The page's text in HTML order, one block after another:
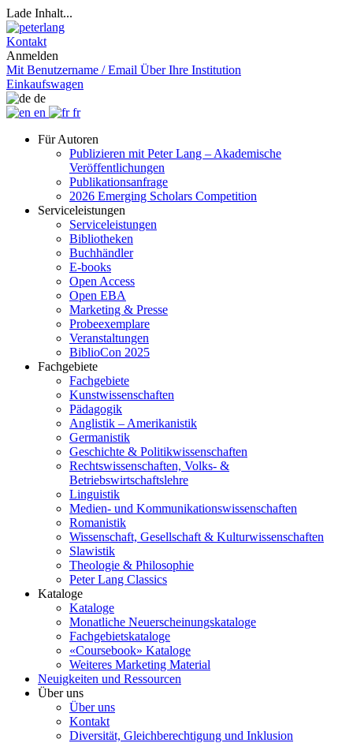
Lade Inhalt...
Kontakt
Anmelden
Mit Benutzername / Email Über Ihre Institution
Einkaufswagen
de
en
fr
Für Autoren
Publizieren mit Peter Lang – Akademische
Veröffentlichungen
Publikationsanfrage
2026 Emerging Scholars Competition
Serviceleistungen
Serviceleistungen
Bibliotheken
Buchhändler
E-books
Open Access
Open EBA
Marketing & Presse
Probeexemplare
Veranstaltungen
BiblioCon 2025
Fachgebiete
Fachgebiete
Kunstwissenschaften
Pädagogik
Anglistik – Amerikanistik
Germanistik
Geschichte & Politikwissenschaften
Rechtswissenschaften, Volks- &
Betriebswirtschaftslehre
Linguistik
Medien- und Kommunikationswissenschaften
Romanistik
Wissenschaft, Gesellschaft & Kulturwissenschaften
Slawistik
Theologie & Philosophie
Peter Lang Classics
Kataloge
Kataloge
Monatliche Neuerscheinungskataloge
Fachgebietskataloge
«Coursebook» Kataloge
Weiteres Marketing Material
Neuigkeiten und Ressourcen
Über uns
Über uns
Kontakt
Diversität, Gleichberechtigung und Inklusion